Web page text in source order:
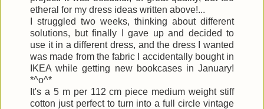
etheral for my dress ideas written above!...
I struggled two weeks, thinking about different
solutions, but finally I gave up and decided to
use it in a different dress, and the dress I wanted
was made from the fabric I accidentally bought in
IKEA while getting new bookcases in January!
*^o^*
It's a 5 m per 112 cm piece medium weight stiff
cotton just perfect to turn into a full circle vintage